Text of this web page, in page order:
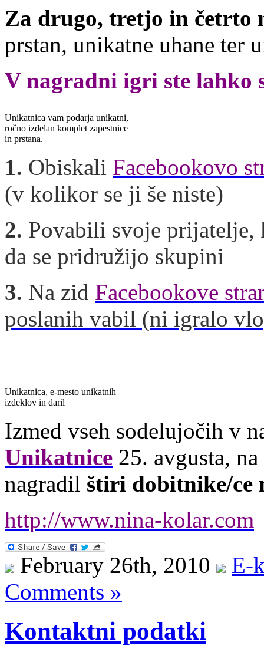
Za drugo, tretjo in četrto
prstan, unikatne uhane ter
V nagradni igri ste lahko
Unikatnica vam podarja unikatni,
ročno izdelan komplet zapestnice
in prstana.
1. Obiskali Facebookovo
(v kolikor se ji še niste)
2. Povabili svoje
da se pridružijo skupini
3. Na zid Facebookove
poslanih vabil (ni igralo
Unikatnica, e-mesto unikatnih
izdeklov in daril
Izmed vseh sodelujočih v
Unikatnice 25. avgusta,
nagradil štiri dobitnike/ce
http://www.nina-kolar.com
February 26th, 2010
E-
Comments »
Kontaktni podatki